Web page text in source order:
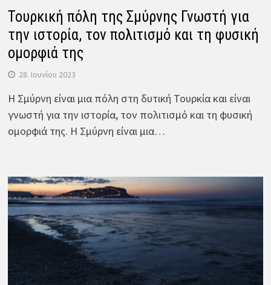
Τουρκική πόλη της Σμύρνης Γνωστή για
την ιστορία, τον πολιτισμό και τη φυσική
ομορφιά της
28. Ιουνίου 2023
Η Σμύρνη είναι μια πόλη στη δυτική Τουρκία και είναι
γνωστή για την ιστορία, τον πολιτισμό και τη φυσική
ομορφιά της. Η Σμύρνη είναι μια…